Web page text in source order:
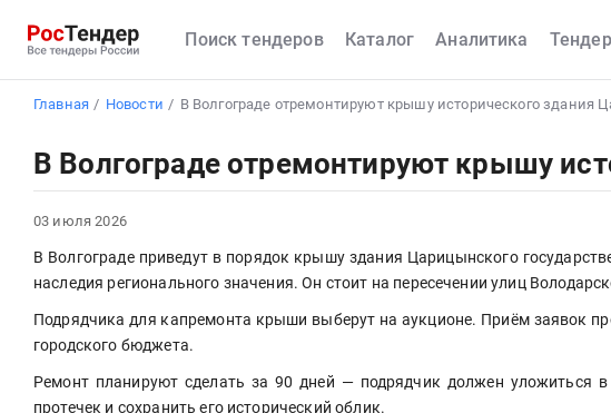
Поиск тендеров Каталог Аналитика
Главная Новости В Волгограде отремонтируют крышу исторического здания
В Волгограде отремонтируют крышу
03 июля 2026
В Волгограде приведут в порядок крышу здания Царицынского
наследия регионального значения. Он стоит на пересечении улиц
Подрядчика для капремонта крыши выберут на аукционе. Приём заявок
городского бюджета.
Ремонт планируют сделать за 90 дней — подрядчик должен уложиться
протечек и сохранить его исторический облик.